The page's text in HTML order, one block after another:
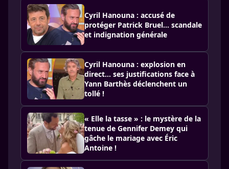
Cyril Hanouna : accusé de
protéger Patrick Bruel… scandale
et indignation générale
Cyril Hanouna : explosion en
direct… ses justifications face à
Yann Barthès déclenchent un
tollé !
« Elle la tasse » : le mystère de la
tenue de Gennifer Demey qui
gâche le mariage avec Éric
Antoine !